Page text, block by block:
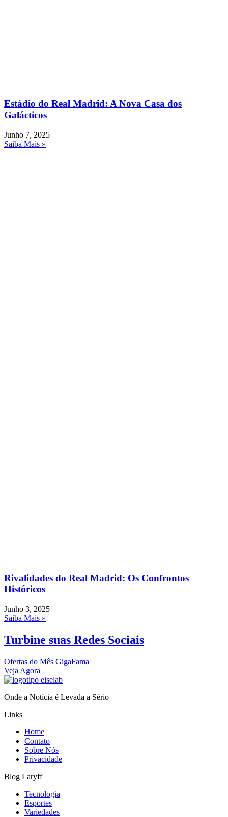
Estádio do Real Madrid: A Nova Casa dos
Galácticos
Junho 7, 2025
Saiba Mais »
Rivalidades do Real Madrid: Os Confrontos
Históricos
Junho 3, 2025
Saiba Mais »
Turbine suas Redes Sociais
Ofertas do Mês GigaFama
Veja Agora
Onde a Notícia é Levada a Sério
Links
Home
Contato
Sobre Nós
Privacidade
Blog Laryff
Tecnologia
Esportes
Variedades